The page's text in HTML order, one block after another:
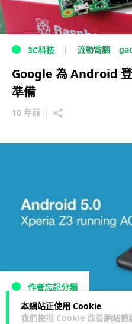
本網站正使用 Cookie
我們使用 Cookie 改善網站體
3C科技 流動電腦
Google 為 Android
準備
10 年前
作者忘記分類
Sony 為 Xperia 手機